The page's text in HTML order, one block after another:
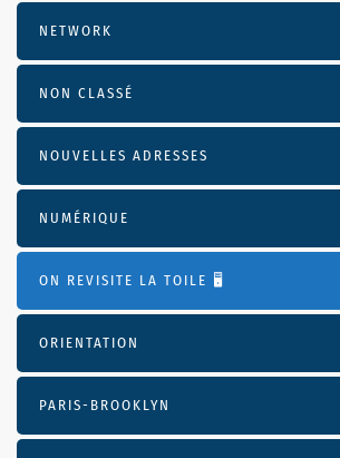
NETWORK
NON CLASSÉ
NOUVELLES ADRESSES
NUMÉRIQUE
ON REVISITE LA TOILE 🖥️
ORIENTATION
PARIS-BROOKLYN